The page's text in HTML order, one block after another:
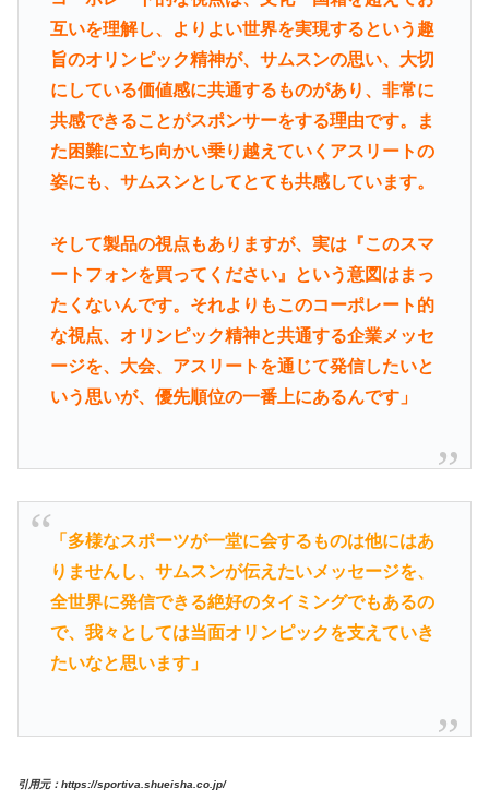
互いを理解し、よりよい世界を実現するという趣
旨のオリンピック精神が、サムスンの思い、大切
にしている価値感に共通するものがあり、非常に
共感できることがスポンサーをする理由です。ま
た困難に立ち向かい乗り越えていくアスリートの
姿にも、サムスンとしてとても共感しています。
そして製品の視点もありますが、実は『このスマ
ートフォンを買ってください』という意図はまっ
たくないんです。それよりもこのコーポレート的
な視点、オリンピック精神と共通する企業メッセ
ージを、大会、アスリートを通じて発信したいと
いう思いが、優先順位の一番上にあるんです」
「多様なスポーツが一堂に会するものは他にはあ
りませんし、サムスンが伝えたいメッセージを、
全世界に発信できる絶好のタイミングでもあるの
で、我々としては当面オリンピックを支えていき
たいなと思います」
引用元：https://sportiva.shueisha.co.jp/